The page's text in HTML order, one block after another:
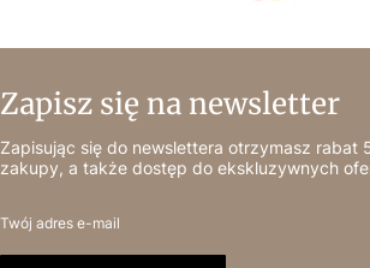
Zapisz się na newsletter
Zapisując się do newslettera otrzymasz rabat
zakupy, a także dostęp do ekskluzywnych
Twój adres e-mail